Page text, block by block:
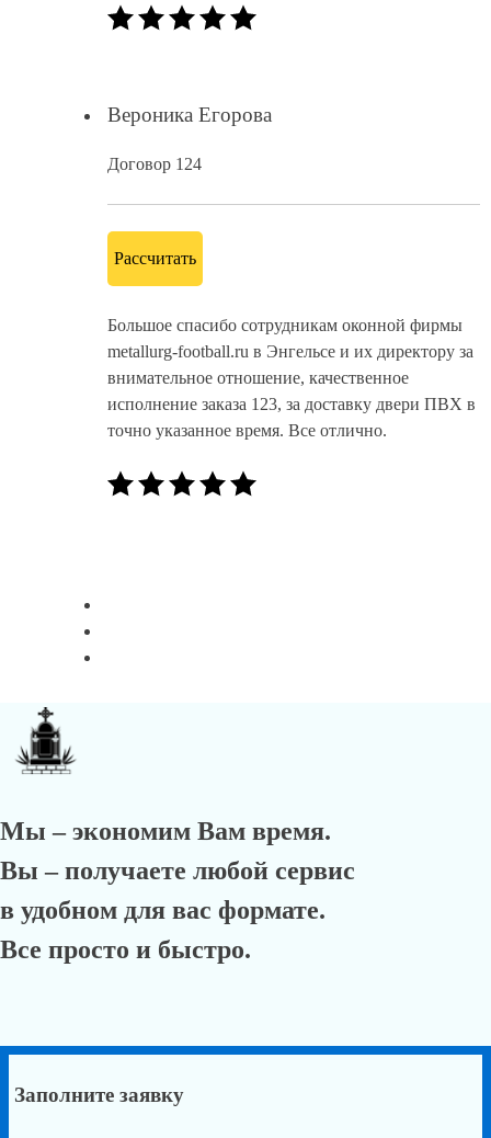
Вероника Егорова
Договор 124
Рассчитать
Большое спасибо сотрудникам оконной фирмы
metallurg-football.ru в Энгельсе и их директору за
внимательное отношение, качественное
исполнение заказа 123, за доставку двери ПВХ в
точно указанное время. Все отлично.
Мы – экономим Вам время.
Вы – получаете любой сервис
в удобном для вас формате.
Все просто и быстро.
Заполните заявку